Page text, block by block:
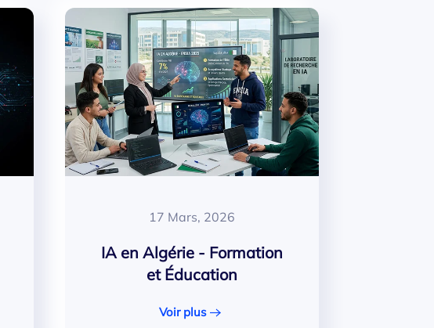
17 Mars, 2026
IA en Algérie - Formation
et Éducation
Voir plus